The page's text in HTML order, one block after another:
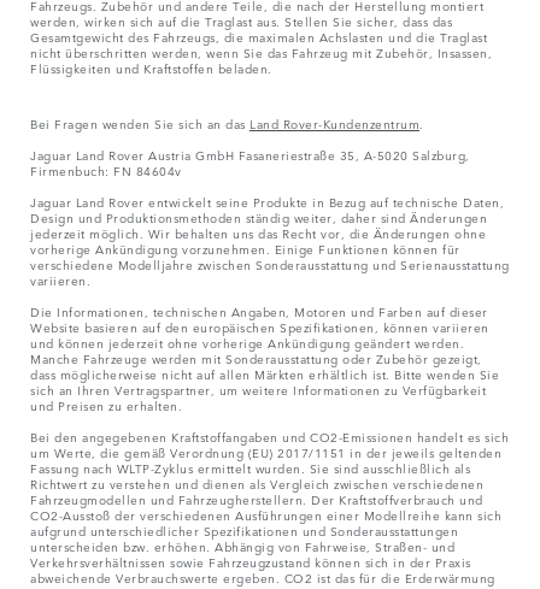
Fahrzeugs. Zubehör und andere Teile, die nach der Herstellung montiert
werden, wirken sich auf die Traglast aus. Stellen Sie sicher, dass das
Gesamtgewicht des Fahrzeugs, die maximalen Achslasten und die Traglast
nicht überschritten werden, wenn Sie das Fahrzeug mit Zubehör, Insassen,
Flüssigkeiten und Kraftstoffen beladen.
Bei Fragen wenden Sie sich an das Land Rover-Kundenzentrum
Jaguar Land Rover Austria GmbH Fasaneriestraße 35, A-5020 Salzburg,
Firmenbuch: FN 84604v
Jaguar Land Rover entwickelt seine Produkte in Bezug auf technische Daten,
Design und Produktionsmethoden ständig weiter, daher sind Änderungen
jederzeit möglich. Wir behalten uns das Recht vor, die Änderungen ohne
vorherige Ankündigung vorzunehmen. Einige Funktionen können für
verschiedene Modelljahre zwischen Sonderausstattung und Serienausstattung
variieren.
Die Informationen, technischen Angaben, Motoren und Farben auf dieser
Website basieren auf den europäischen Spezifikationen, können variieren
und können jederzeit ohne vorherige Ankündigung geändert werden.
Manche Fahrzeuge werden mit Sonderausstattung oder Zubehör gezeigt,
dass möglicherweise nicht auf allen Märkten erhältlich ist. Bitte wenden Sie
sich an Ihren Vertragspartner, um weitere Informationen zu Verfügbarkeit
und Preisen zu erhalten.
Bei den angegebenen Kraftstoffangaben und CO2-Emissionen handelt es sich
um Werte, die gemäß Verordnung (EU) 2017/1151 in der jeweils geltenden
Fassung nach WLTP-Zyklus ermittelt wurden. Sie sind ausschließlich als
Richtwert zu verstehen und dienen als Vergleich zwischen verschiedenen
Fahrzeugmodellen und Fahrzeugherstellern. Der Kraftstoffverbrauch und
CO2-Ausstoß der verschiedenen Ausführungen einer Modellreihe kann sich
aufgrund unterschiedlicher Spezifikationen und Sonderausstattungen
unterscheiden bzw. erhöhen. Abhängig von Fahrweise, Straßen- und
Verkehrsverhältnissen sowie Fahrzeugzustand können sich in der Praxis
abweichende Verbrauchswerte ergeben. CO2 ist das für die Erderwärmung